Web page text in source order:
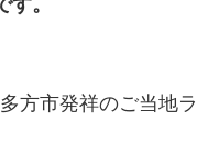
方市発祥のご当地ラ